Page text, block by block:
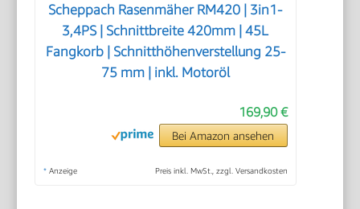
Scheppach Rasenmäher RM420 | 3in1-
3,4PS | Schnittbreite 420mm | 45L
Fangkorb | Schnitthöhenverstellung 25-
75 mm | inkl. Motoröl
169,90 €
Bei Amazon ansehen
* Anzeige Preis inkl. MwSt., zzgl. Versandkosten